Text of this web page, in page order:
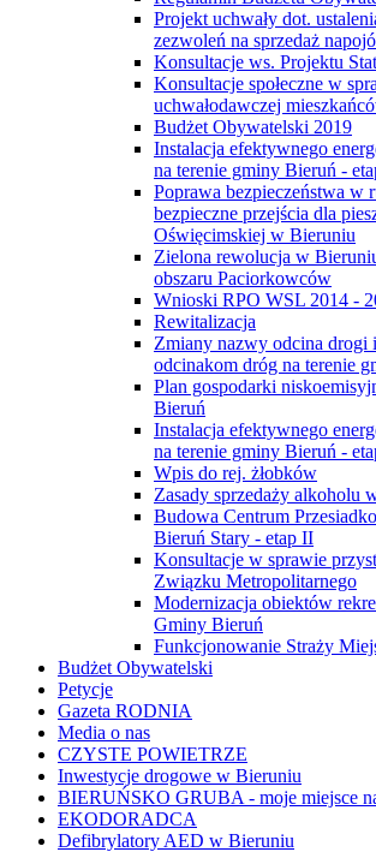
Projekt uchwały dot.
zezwoleń na sprzedaż
Konsultacje ws. Projektu
Konsultacje społeczne w
uchwałodawczej
Budżet Obywatelski 2019
Instalacja efektywnego
na terenie gminy Bieruń -
Poprawa bezpieczeństwa w
bezpieczne przejścia dla
Oświęcimskiej w Bieruniu
Zielona rewolucja w
obszaru Paciorkowców
Wnioski RPO WSL 2014 -
Rewitalizacja
Zmiany nazwy odcina drogi
odcinakom dróg na terenie
Plan gospodarki
Bieruń
Instalacja efektywnego
na terenie gminy Bieruń -
Wpis do rej. żłobków
Zasady sprzedaży alkoholu
Budowa Centrum
Bieruń Stary - etap II
Konsultacje w sprawie
Związku Metropolitarnego
Modernizacja obiektów
Gminy Bieruń
Funkcjonowanie Straży
Budżet Obywatelski
Petycje
Gazeta RODNIA
Media o nas
CZYSTE POWIETRZE
Inwestycje drogowe w Bieruniu
BIERUŃSKO GRUBA - moje miejsce
EKODORADCA
Defibrylatory AED w Bieruniu